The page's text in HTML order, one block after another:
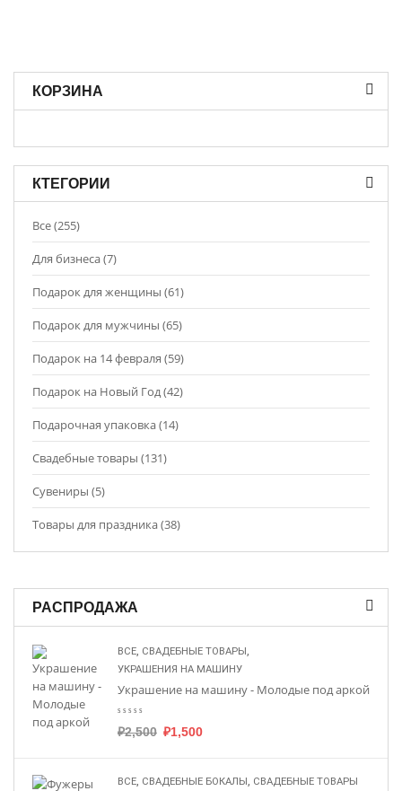
КОРЗИНА
КТЕГОРИИ
Все (255)
Для бизнеса (7)
Подарок для женщины (61)
Подарок для мужчины (65)
Подарок на 14 февраля (59)
Подарок на Новый Год (42)
Подарочная упаковка (14)
Свадебные товары (131)
Сувениры (5)
Товары для праздника (38)
РАСПРОДАЖА
ВСЕ, СВАДЕБНЫЕ ТОВАРЫ ,
УКРАШЕНИЯ НА МАШИНУ
Украшение на машину - Молодые под аркой
₽2,500 ₽1,500
ВСЕ, СВАДЕБНЫЕ БОКАЛЫ , СВАДЕБНЫЕ ТОВАРЫ